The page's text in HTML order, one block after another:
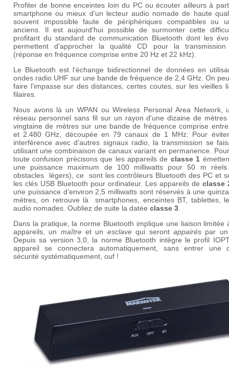
Profiter de bonne enceintes loin du PC ou écouter ailleurs à
smartphone ou mieux d'un lecteur audio nomade de haute
souvent impossible faute de périphériques compatibles ou
anciens. Il est aujourd'hui possible de surmonter cette
profitant du standard de communication Bluetooth dont les
permettent d'approcher la qualité CD pour la transmission
(réponse en fréquence comprise entre 20 Hz et 22 kHz).
Le Bluetooth est l'échange bidirectionnel de données en
ondes radio UHF sur une bande de fréquence de 2,4 GHz. On
faire l'impasse sur des distances, certes coutes, sur les vieilles
filaires.
Nous avons là un WPAN ou Wireless Personal Area Network,
réseau personnel sans fil sur un rayon d'une dizaine de
vingtaine de mètres sur une bande de fréquence comprise
et 2.480 GHz, découpée en 79 canaux de 1 MHz. Pour
interférence avec d'autres signaux radio, la transmission se
utilisant une combinaison de canaux variant en permanence.
toute confusion précisons que les appareils de classe 1
une puissance maximum de 100 milliwatts pour 50 m réels
obstacles légers), ce sont les contrôleurs Bluetooth des PC et
les clés USB Bluetooth pour ordinateur. Les appareils de classe
une puissance d’environ 2,5 milliwatts sont réservés à une
mètres, on retrouve là smartphones, enceintes BT, tablettes,
audio nomades. Oubliez de suite la datée classe 3
Dans la pratique, la norme Bluetooth implique une liaison limitée
appareils, un maîtreet un esclavequi serontappairés par
Depuis sa version 3,0, la norme Bluetooth intègre le profil
appareil se connectera automatiquement, sans entrer une
sécurité systématiquement, ouf !